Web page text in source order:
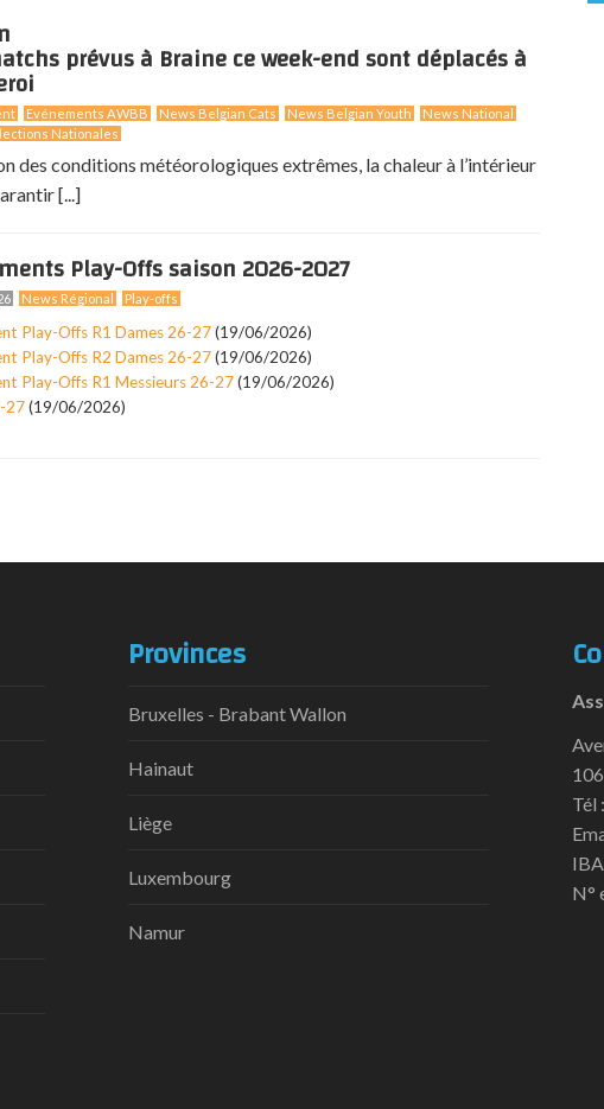
prévus à Braine ce week-end sont déplacés à
Evénements AWBB News Belgian Cats News Belgian Youth
News National
Nationales
des conditions météorologiques extrêmes, la chaleur à l’intérieur
[...]
Play-Offs saison 2026-2027
News Régional Play-offs
Play-Offs R1 Dames 26-27(19/06/2026)
Play-Offs R2 Dames 26-27(19/06/2026)
Play-Offs R1 Messieurs 26-27(19/06/2026)
27(19/06/2026)
Provinces
Bruxelles - Brabant Wallon
Hainaut
Liège
Luxembourg
Namur
Tél
N°